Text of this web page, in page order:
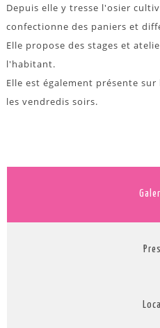
Depuis elle y tresse l'osier
confectionne des paniers et
Elle propose des stages et
l'habitant.
Elle est également présente
les vendredis soirs.